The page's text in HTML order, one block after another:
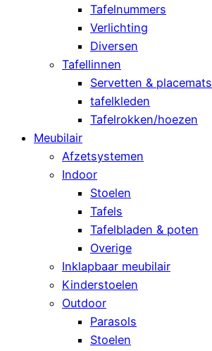
Tafelnummers
Verlichting
Diversen
Tafellinnen
Servetten & placemats
tafelkleden
Tafelrokken/hoezen
Meubilair
Afzetsystemen
Indoor
Stoelen
Tafels
Tafelbladen & poten
Overige
Inklapbaar meubilair
Kinderstoelen
Outdoor
Parasols
Stoelen